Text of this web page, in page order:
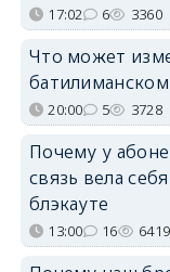
17:02 6 3360
Что может
20:00 5 3728
Почему у
связь вела
блэкауте
13:00 16 6419